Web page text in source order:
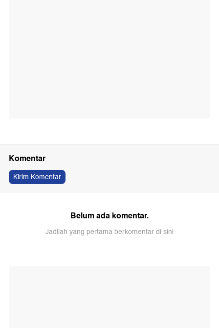
Komentar
Kirim Komentar
Belum ada komentar.
Jadilah yang pertama berkomentar di sini